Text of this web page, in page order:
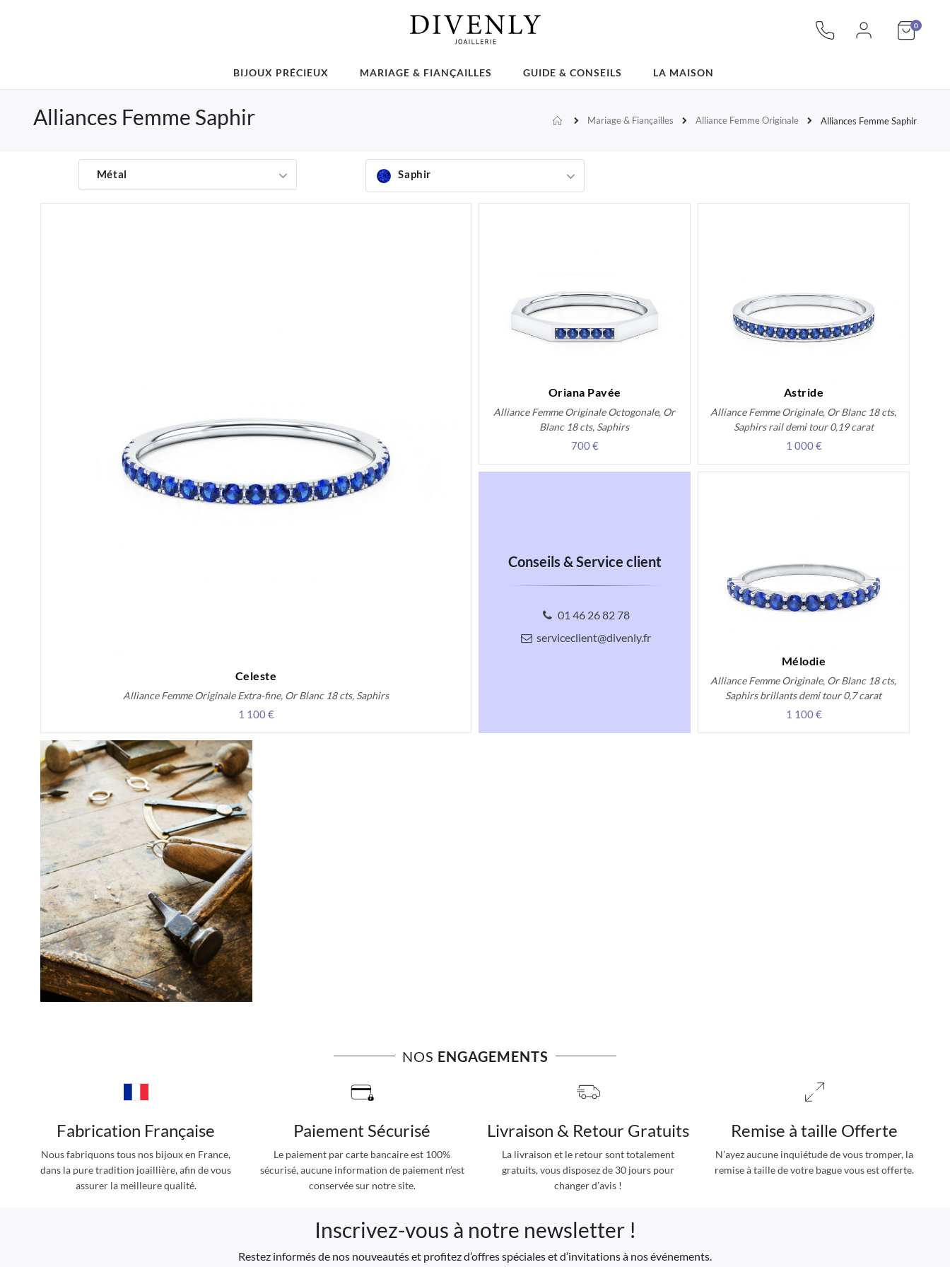
Mon
0articles
BIJOUX PRÉCIEUX MARIAGE & FIANÇAILLES GUIDE & CONSEILS LA MAISON
AccueilMariage & Fiançailles Alliance Femme Originale Alliances Femme Saphir
Alliances Femme Saphir
Métal Saphir
Celeste
Alliance Femme Originale Extra-fine, Or Blanc 18 cts, Saphirs
1 100 €
Oriana Pavée
Alliance Femme Originale Octogonale, Or
Blanc 18 cts, Saphirs
700 €
Astride
Alliance Femme Originale, Or Blanc 18 cts,
Saphirs rail demi tour 0,19 carat
1 000 €
Conseils & Service client
01 46 26 82 78
serviceclient@divenly.fr
Mélodie
Alliance Femme Originale, Or Blanc 18 cts,
Saphirs brillants demi tour 0,7 carat
1 100 €
NOS ENGAGEMENTS
Fabrication Française
Nous fabriquons tous nos bijoux en France,
dans la pure tradition joaillière, afin de vous
assurer la meilleure qualité.
Paiement Sécurisé
Le paiement par carte bancaire est 100%
sécurisé, aucune information de paiement n’est
conservée sur notre site.
Livraison & Retour Gratuits
La livraison et le retour sont totalement
gratuits, vous disposez de 30 jours pour
changer d’avis !
Remise à taille Offerte
N’ayez aucune inquiétude de vous tromper, la
remise à taille de votre bague vous est offerte.
Inscrivez-vous à notre newsletter !
Restez informés de nos nouveautés et profitez d’offres spéciales et d’invitations à nos événements.